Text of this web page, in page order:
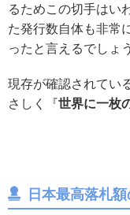
るためこの切手はい
た発行数自体も非常
ったと言えるでしょう
現存が確認されてい
さしく『世界に一枚
日本最高落札